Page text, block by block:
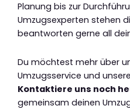
Planung bis zur
Umzugsexperten stehen
beantworten gerne all
Du möchtest mehr über
Umzugsservice und
Kontaktiere uns noch
gemeinsam deinen